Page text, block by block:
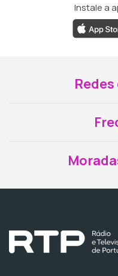
Instale a